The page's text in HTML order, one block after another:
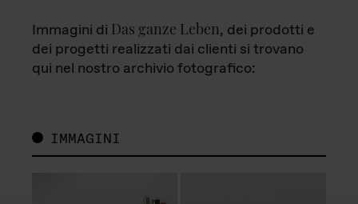
Immagini di Das ganze Leben, dei prodotti e
dei progetti realizzati dai clienti si trovano
qui nel nostro archivio fotografico:
IMMAGINI